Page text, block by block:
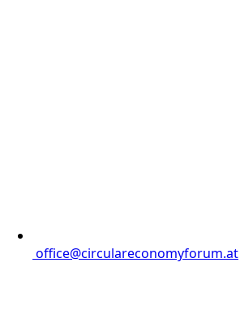
office@circulareconomyforum.at